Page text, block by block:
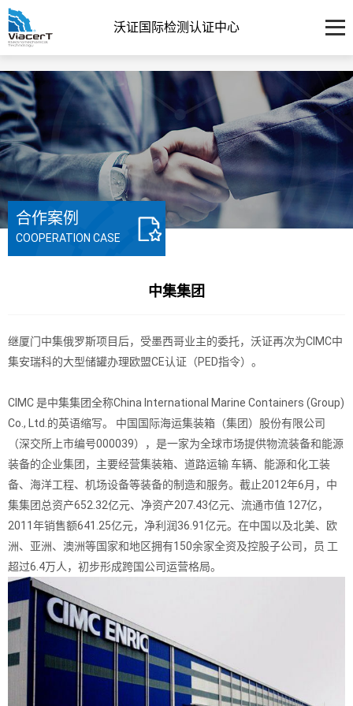
沃证国际检测认证中心
合作案例
COOPERATION CASE
中集集团
继厦门中集俄罗斯项目后，受墨西哥业主的委托，沃证再次为CIMC中
集安瑞科的大型储罐办理欧盟CE认证（PED指令）。
CIMC 是中集集团全称China International Marine Containers (Group)
Co., Ltd.的英语缩写。 中国国际海运集装箱（集团）股份有限公司
（深交所上市编号000039），是一家为全球市场提供物流装备和能源
装备的企业集团，主要经营集装箱、道路运输 车辆、能源和化工装
备、海洋工程、机场设备等装备的制造和服务。截止2012年6月，中
集集团总资产652.32亿元、净资产207.43亿元、流通市值 127亿，
2011年销售额641.25亿元，净利润36.91亿元。在中国以及北美、欧
洲、亚洲、澳洲等国家和地区拥有150余家全资及控股子公司，员 工
超过6.4万人，初步形成跨国公司运营格局。